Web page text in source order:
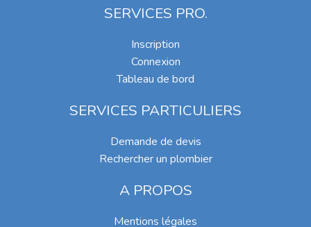
SERVICES PRO.
Inscription
Connexion
Tableau de bord
SERVICES PARTICULIERS
Demande de devis
Rechercher un plombier
A PROPOS
Mentions légales